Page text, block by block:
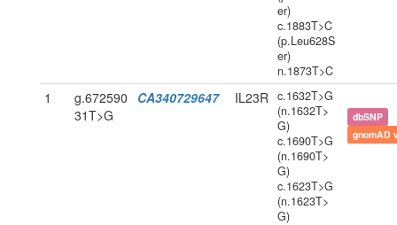
er)
c.1883T>C
(p.Leu628S
er)
n.1873T>C
1
g.672590
31T>G
CA340729647 IL23R c.1632T>G
(n.1632T>
G)
c.1690T>G
(n.1690T>
G)
c.1623T>G
(n.1623T>
G)
dbSNP
gnomAD